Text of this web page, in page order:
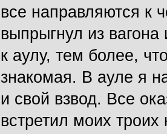
все направляются к
выпрыгнул из
к аулу, тем более,
знакомая. В ауле я
и свой взвод. Все
встретил моих